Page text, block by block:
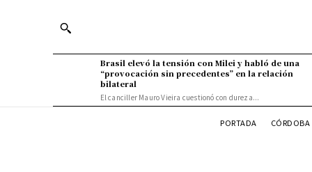
Brasil elevó la tensión con Milei y habló de una
“provocación sin precedentes” en la relación
bilateral
El canciller Mauro Vieira cuestionó con dureza...
PORTADA